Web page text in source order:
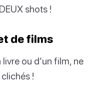
shots !
de films
ou d’un film, ne
!